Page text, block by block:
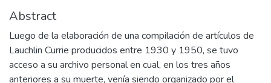
Abstract
Luego de la elaboración de una compilación de artículos de
Lauchlin Currie producidos entre 1930 y 1950, se tuvo
acceso a su archivo personal en cual, en los tres años
anteriores a su muerte, venía siendo organizado por el